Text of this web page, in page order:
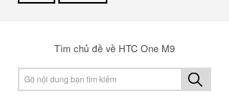
Tìm chủ đề về HTC One M9